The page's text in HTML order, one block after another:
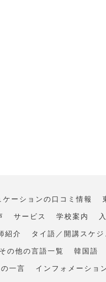
ーションの口コミ情報
サービス 学校案内
紹介 タイ語／開講スケジ
その他の言語一覧 韓国語
一言 インフォメーショ